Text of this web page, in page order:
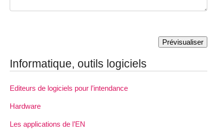
Informatique, outils logiciels
Editeurs de logiciels pour l’intendance
Hardware
Les applications de l’EN